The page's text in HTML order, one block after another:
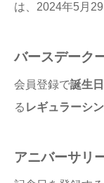
は、2024年5月
バースデーク
会員登録で誕生
る レギュラーシ
アニバーサリ